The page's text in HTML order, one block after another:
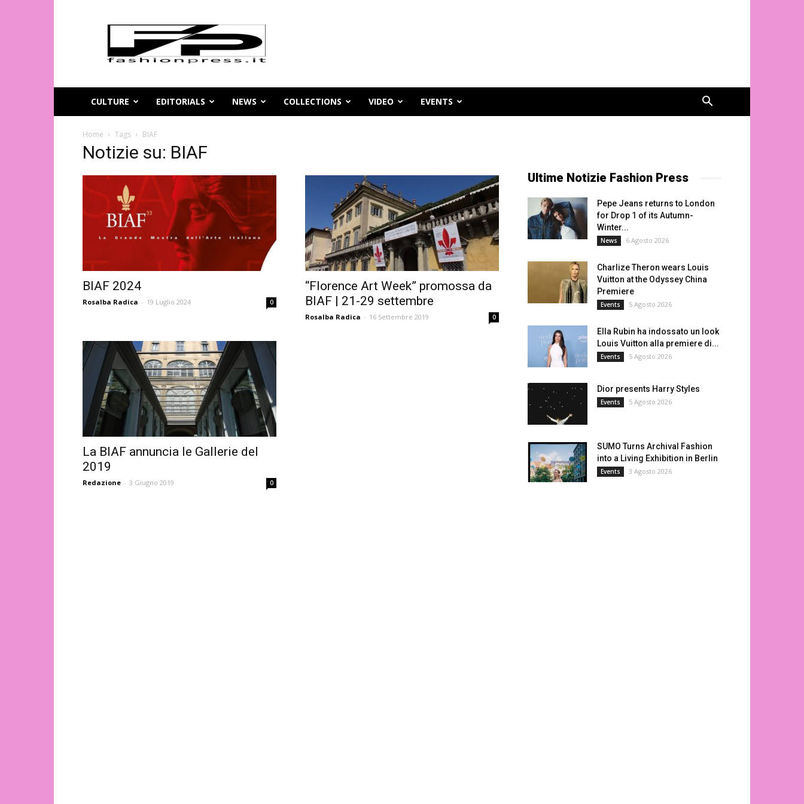
Magazine
moda
online
FashionPress.it
CULTURE
EDITORIALS NEWS COLLECTIONS VIDEO EVENTS
Home Tags BIAF
Notizie su: BIAF
BIAF 2024
Rosalba Radica - 19 Luglio 2024 0
“Florence Art Week” promossa da
BIAF | 21-29 settembre
Rosalba Radica - 16 Settembre 2019 0
La BIAF annuncia le Gallerie del
2019
Redazione - 3 Giugno 2019 0
Ultime Notizie Fashion Press
Pepe Jeans returns to London
for Drop 1 of its Autumn-
Winter...
News 6 Agosto 2026
Charlize Theron wears Louis
Vuitton at the Odyssey China
Premiere
Events 5 Agosto 2026
Ella Rubin ha indossato un look
Louis Vuitton alla premiere di...
Events 5 Agosto 2026
Dior presents Harry Styles
Events 5 Agosto 2026
SUMO Turns Archival Fashion
into a Living Exhibition in Berlin
Events 3 Agosto 2026